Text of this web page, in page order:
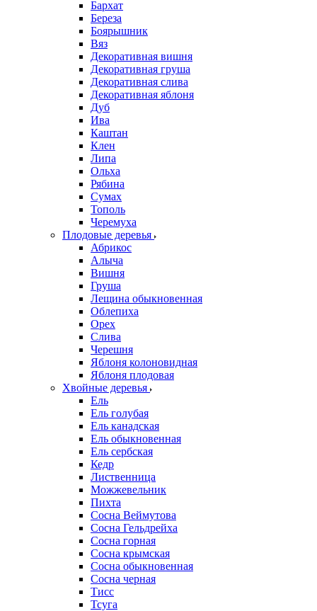
Бархат
Береза
Боярышник
Вяз
Декоративная вишня
Декоративная груша
Декоративная слива
Декоративная яблоня
Дуб
Ива
Каштан
Клен
Липа
Ольха
Рябина
Сумах
Тополь
Черемуха
Плодовые деревья
Абрикос
Алыча
Вишня
Груша
Лещина обыкновенная
Облепиха
Орех
Слива
Черешня
Яблоня колоновидная
Яблоня плодовая
Хвойные деревья
Ель
Ель голубая
Ель канадская
Ель обыкновенная
Ель сербская
Кедр
Лиственница
Можжевельник
Пихта
Сосна Веймутова
Сосна Гельдрейха
Сосна горная
Сосна крымская
Сосна обыкновенная
Сосна черная
Тисс
Тсуга